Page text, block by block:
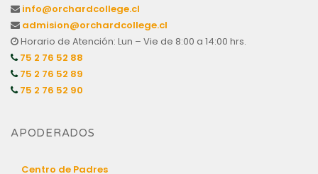
info@orchardcollege.cl
admision@orchardcollege.cl
Horario de Atención: Lun – Vie de 8:00 a 14:00 hrs.
75 2 76 52 88
75 2 76 52 89
75 2 76 52 90
APODERADOS
Centro de Padres